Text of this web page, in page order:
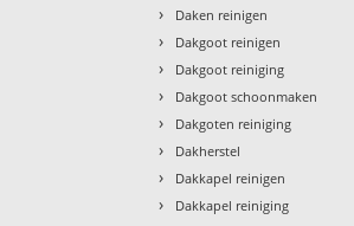
› Daken reinigen
› Dakgoot reinigen
› Dakgoot reiniging
› Dakgoot schoonmaken
› Dakgoten reiniging
› Dakherstel
› Dakkapel reinigen
› Dakkapel reiniging